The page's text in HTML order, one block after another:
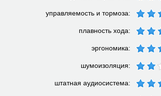
управляемость и тормоза:
плавность хода:
эргономика:
шумоизоляция:
штатная аудиосистема: